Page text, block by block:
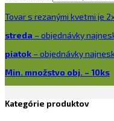
Tovar s rezanými kvetmi je
streda – objednávky
piatok – objednávky
Min. množstvo obj. – 10ks
Kategórie produktov